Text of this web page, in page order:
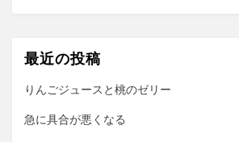
シ
ョ
ン
最近の投稿
りんごジュースと桃のゼリー
急に具合が悪くなる